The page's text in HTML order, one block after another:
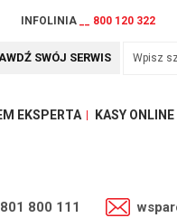
INFOLINIA __ 800 120 322
SWÓJ SERWIS
EKSPERTA KASY ONLINE
801 800 111